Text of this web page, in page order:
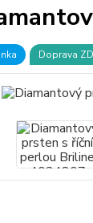
Doprava